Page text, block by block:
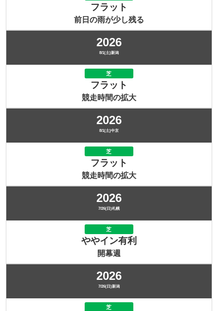
フラット
前日の雨が少し残る
2026
8/1(土)新潟
芝
フラット
競走時間の拡大
2026
8/1(土)中京
芝
フラット
競走時間の拡大
2026
7/26(日)札幌
芝
ややイン有利
開幕週
2026
7/26(日)新潟
芝